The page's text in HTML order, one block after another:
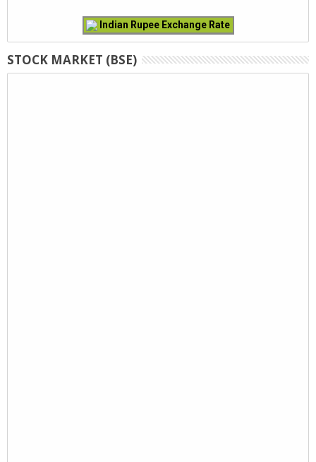
Indian Rupee Exchange Rate
STOCK MARKET (BSE)